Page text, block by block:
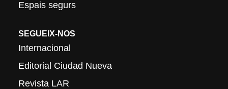
Espais segurs
SEGUEIX-NOS
Internacional
Editorial Ciudad Nueva
Revista LAR